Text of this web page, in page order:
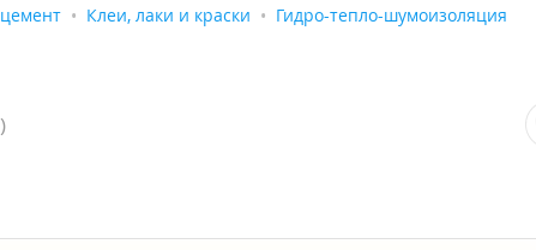
Клеи, лаки и краски Гидро-тепло-шумоизоляция